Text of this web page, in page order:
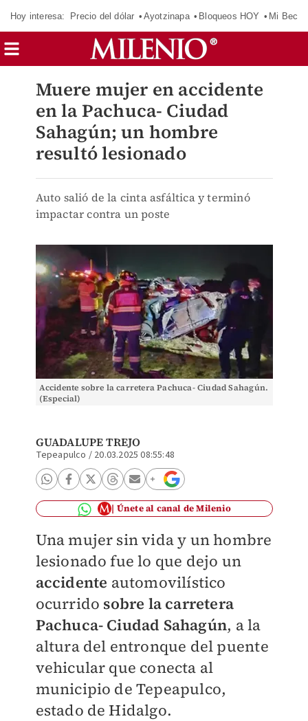
Hoy interesa: Precio del dólar Ayotzinapa Bloqueos HOY Mi Beca
Muere mujer en accidente
en la Pachuca- Ciudad
Sahagún; un hombre
resultó lesionado
Auto salió de la cinta asfáltica y terminó
impactar contra un poste
Accidente sobre la carretera Pachuca- Ciudad Sahagún.
(Especial)
GUADALUPE TREJO
Tepeapulco / 20.03.2025 08:55:48
Únete al canal de Milenio
Una mujer sin vida y un hombre
lesionado fue lo que dejo un
accidente automovilístico
ocurrido sobre la carretera
Pachuca- Ciudad Sahagún, a la
altura del entronque del puente
vehicular que conecta al
municipio de Tepeapulco,
estado de Hidalgo.